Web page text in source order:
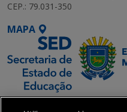
CEP.: 79.031-350
MAPA